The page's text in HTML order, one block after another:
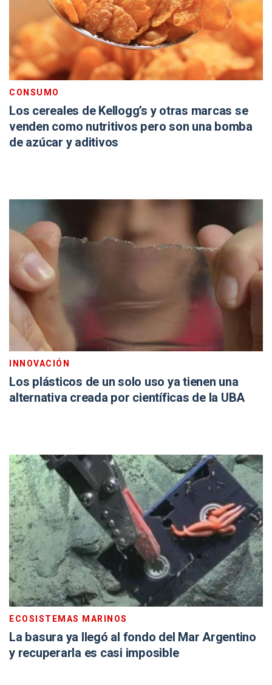
CONSUMO
Los cereales de Kellogg’s y otras marcas se
venden como nutritivos pero son una bomba
de azúcar y aditivos
INNOVACIÓN
Los plásticos de un solo uso ya tienen una
alternativa creada por científicas de la UBA
ECOSISTEMAS MARINOS
La basura ya llegó al fondo del Mar Argentino
y recuperarla es casi imposible